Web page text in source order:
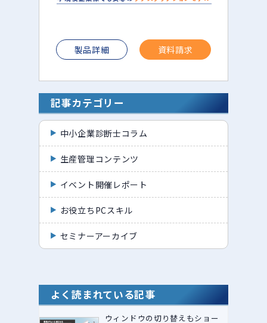
製品詳細 資料請求
記事カテゴリー
中小企業診断士コラム
生産管理コンテンツ
イベント開催レポート
お役立ちPCスキル
セミナーアーカイブ
よく読まれている記事
ウィンドウの切り替えもショー